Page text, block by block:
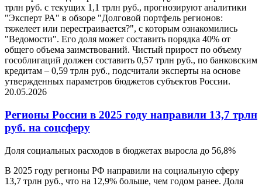
трлн руб. с текущих 1,1 трлн руб., прогнозируют аналитики
"Эксперт РА" в обзоре "Долговой портфель регионов:
тяжелеет или перестраивается?", с которым ознакомились
"Ведомости". Его доля может составить порядка 40% от
общего объема заимствований. Чистый прирост по объему
гособлигаций должен составить 0,57 трлн руб., по банковским
кредитам – 0,59 трлн руб., подсчитали эксперты на основе
утвержденных параметров бюджетов субъектов России.
20.05.2026
Регионы России в 2025 году направили 13,7 трлн
руб. на соцсферу
Доля социальных расходов в бюджетах выросла до 56,8%
В 2025 году регионы РФ направили на социальную сферу
13,7 трлн руб., что на 12,9% больше, чем годом ранее. Доля